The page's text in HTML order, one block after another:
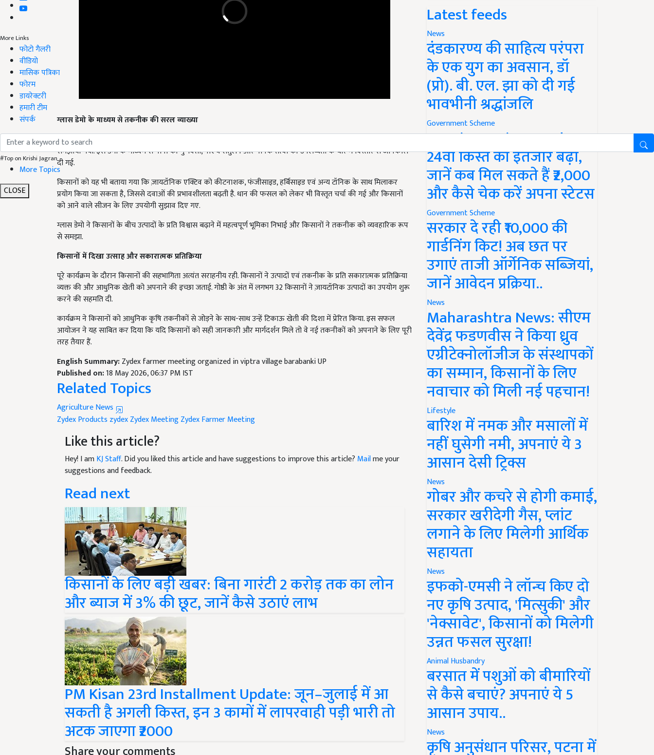
More Links
फोटो गैलरी
वीडियो
मासिक पत्रिका
फोरम
डायरेक्टरी
हमारी टीम
संपर्क
#Top on Krishi Jagran
More Topics
CLOSE
समझाया गया. इस डेमो के माध्यम से पानी की गुणवत्ता, पीएच संतुलन और पोषक तत्वों की उपलब्धता के बारे में विस्तार से जानकारी
दी गई.
किसानों को यह भी बताया गया कि ज़ायटॉनिक एक्टिव को कीटनाशक, फंजीसाइड, हर्बिसाइड एवं अन्य टॉनिक के साथ मिलाकर
प्रयोग किया जा सकता है, जिससे दवाओं की प्रभावशीलता बढ़ती है. धान की फसल को लेकर भी विस्तृत चर्चा की गई और किसानों
को आने वाले सीजन के लिए उपयोगी सुझाव दिए गए.
ग्लास डेमो ने किसानों के बीच उत्पादों के प्रति विश्वास बढ़ाने में महत्वपूर्ण भूमिका निभाई और किसानों ने तकनीक को व्यवहारिक रूप
से समझा.
व्यक्त की और आधुनिक खेती को अपनाने की इच्छा जताई. गोष्ठी के अंत में लगभग 32 किसानों ने ज़ायटॉनिक उत्पादों का उपयोग शुरू
करने की सहमति दी.
आयोजन ने यह साबित कर दिया कि यदि किसानों को सही जानकारी और मार्गदर्शन मिले तो वे नई तकनीकों को अपनाने के लिए पूरी
तरह तैयार हैं.
Published on:18 May 2026, 06:37 PM IST
Related Topics
Agriculture News
Zydex Productszydex
Like this article?
Hey! I amKJ Staff. Did you liked this article and have suggestions to improve this article?
suggestions and feedback.
Read next
किसानों के लिए बड़ी खबर: बिना गारंटी 2 करोड़ तक का लोन
और ब्याज में 3% की छूट, जानें कैसे उठाएं लाभ
PM Kisan 23rd Installment Update: जून–जुलाई में आ
सकती है अगली किस्त, इन 3 कामों में लापरवाही पड़ी भारी तो
अटक जाएगा ₹2000
Share your comments
Latest feeds
News
दंडकारण्य की साहित्य परंपरा
के एक युग का अवसान, डॉ
(प्रो). बी. एल. झा को दी गई
भावभीनी श्रद्धांजलि
Government Scheme
PM Kisan Yojana Update:
24वीं किस्त का इंतजार बढ़ा,
जानें कब मिल सकते हैं ₹2,000
और कैसे चेक करें अपना स्टेटस
Government Scheme
सरकार दे रही ₹10,000 की
गार्डनिंग किट! अब छत पर
उगाएं ताजी ऑर्गेनिक सब्जियां,
जानें आवेदन प्रक्रिया..
News
Maharashtra News: सीएम
देवेंद्र फडणवीस ने किया ध्रुव
एग्रीटेक्नोलॉजीज के संस्थापकों
का सम्मान, किसानों के लिए
नवाचार को मिली नई पहचान!
Lifestyle
बारिश में नमक और मसालों में
नहीं घुसेगी नमी, अपनाएं ये 3
आसान देसी ट्रिक्स
News
गोबर और कचरे से होगी कमाई,
सरकार खरीदेगी गैस, प्लांट
लगाने के लिए मिलेगी आर्थिक
सहायता
News
इफको-एमसी ने लॉन्च किए दो
नए कृषि उत्पाद, 'मित्सुकी' और
'नेक्सावेट', किसानों को मिलेगी
उन्नत फसल सुरक्षा!
Animal Husbandry
बरसात में पशुओं को बीमारियों
से कैसे बचाएं? अपनाएं ये 5
आसान उपाय..
News
कृषि अनुसंधान परिसर, पटना में